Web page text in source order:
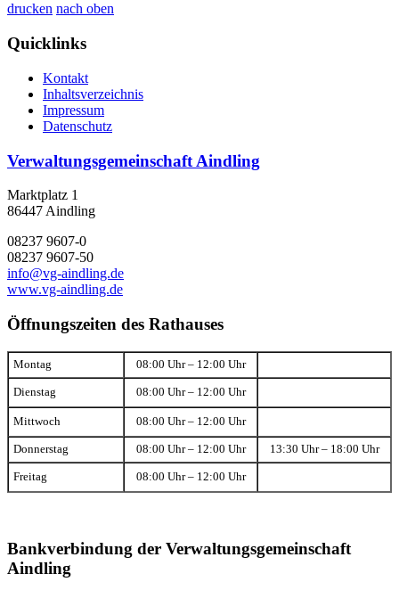
drucken nach oben
Quicklinks
Kontakt
Inhaltsverzeichnis
Impressum
Datenschutz
Verwaltungsgemeinschaft Aindling
Marktplatz 1
86447 Aindling
08237 9607-0
08237 9607-50
info@vg-aindling.de
www.vg-aindling.de
Öffnungszeiten des Rathauses
Montag 08:00 Uhr – 12:00 Uhr
Dienstag 08:00 Uhr – 12:00 Uhr
Mittwoch 08:00 Uhr – 12:00 Uhr
Donnerstag 08:00 Uhr – 12:00 Uhr 13:30 Uhr – 18:00 Uhr
Freitag 08:00 Uhr – 12:00 Uhr
Bankverbindung der Verwaltungsgemeinschaft
Aindling